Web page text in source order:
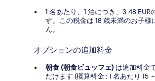
1 名あたり、1 泊につき、3.48 EUR
す。この税金は 18 歳未満のお子様
ん。
オプションの追加料金
朝食 (朝食ビュッフェ) は追加料金
だけます (概算料金 : 1 名あたり 15